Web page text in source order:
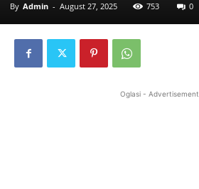
By Admin - August 27, 2025 753 0
Oglasi - Advertisement